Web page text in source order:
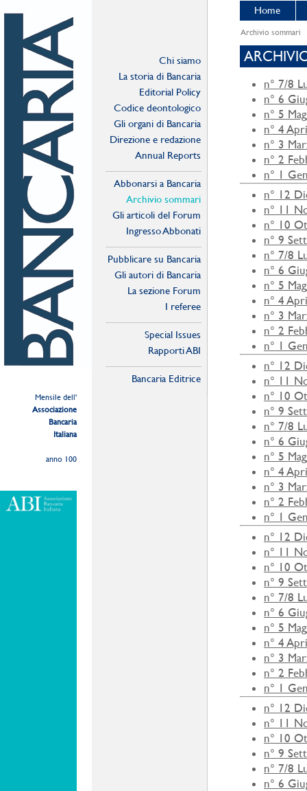
Mensile dell'
Associazione
Bancaria
Italiana
anno 100
Chi siamo
La storia di Bancaria
Editorial Policy
Codice deontologico
Gli organi di Bancaria
Direzione e redazione
Annual Reports
Abbonarsi a Bancaria
Archivio sommari
Gli articoli del Forum
Ingresso Abbonati
Pubblicare su Bancaria
Gli autori di Bancaria
La sezione Forum
I referee
Special Issues
Rapporti ABI
Bancaria Editrice
Home
Archivio sommari
n° 7/8
n° 6
n° 5
n° 4
n° 3
n° 2
n° 1
n° 12
n° 11
n° 10
n° 9
n° 7/8
n° 6
n° 5
n° 4
n° 3
n° 2
n° 1
n° 12
n° 11
n° 10
n° 9
n° 7/8
n° 6
n° 5
n° 4
n° 3
n° 2
n° 1
n° 12
n° 11
n° 10
n° 9
n° 7/8
n° 6
n° 5
n° 4
n° 3
n° 2
n° 1
n° 12
n° 11
n° 10
n° 9
n° 7/8
n° 6